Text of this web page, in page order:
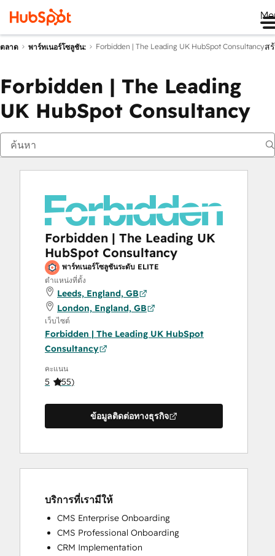
ตลาด พาร์ทเนอร์โซลูชัน: Forbidden | The Leading UK HubSpot Consultancyส
Forbidden | The Leading
UK HubSpot Consultancy
Forbidden | The Leading UK
HubSpot Consultancy
พาร์ทเนอร์โซลูชันระดับ ELITE
ตำแหน่งที่ตั้ง
Leeds, England, GB
London, England, GB
เว็บไซต์
Forbidden | The Leading UK HubSpot
Consultancy
คะแนน
5 (55)
ข้อมูลติดต่อทางธุรกิจ
บริการที่เรามีให้
CMS Enterprise Onboarding
CMS Professional Onboarding
CRM Implementation